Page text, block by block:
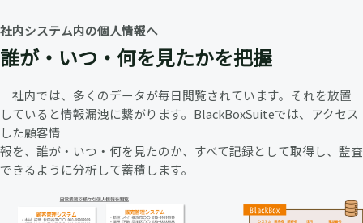
社内システム内の個人情報へ
誰が・いつ・何を見たかを把握
社内では、多くのデータが毎日閲覧されています。それを放置
していると情報漏洩に繋がります。BlackBoxSuiteでは、アクセス
した顧客情
報を、誰が・いつ・何を見たのか、すべて記録として取得し、監査
できるように分析して蓄積します。